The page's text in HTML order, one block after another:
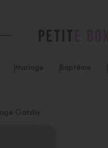
Mariage Baptême
Gatsby